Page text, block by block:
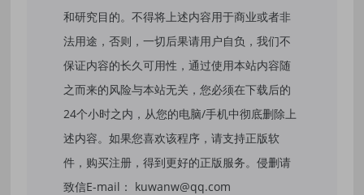
和研究目的。不得将上述内容用于商业或者非
法用途，否则，一切后果请用户自负，我们不
保证内容的长久可用性，通过使用本站内容随
之而来的风险与本站无关，您必须在下载后的
24个小时之内，从您的电脑/手机中彻底删除上
述内容。如果您喜欢该程序，请支持正版软
件，购买注册，得到更好的正版服务。侵删请
致信E-mail： kuwanw@qq.com